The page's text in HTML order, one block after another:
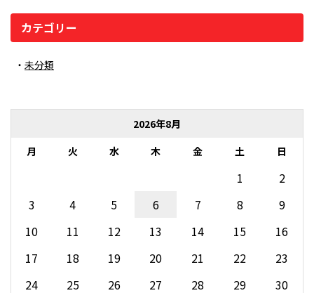
カテゴリー
未分類
2026年8月
月
火 水 木 金 土 日
1
2
3
4 5 6 7 8
9
10
11 12 13 14 15
16
17
18 19 20 21 22
23
24
25 26 27 28 29 30